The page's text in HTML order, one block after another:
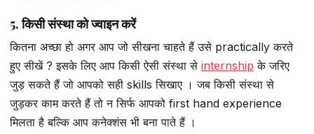
5. किसी संस्था को ज्वाइन करें
कितना अच्छा हो अगर आप जो सीखना चाहते हैं उसे practically करते
हुए सीखें ? इसके लिए आप किसी ऐसी संस्था से internship के जरिए
जुड़ सकते हैं जो आपको सही skills सिखाए । जब किसी संस्था से
जुड़कर काम करते हैं तो न सिर्फ आपको first hand experience
मिलता है बल्कि आप कनेक्शंस भी बना पाते हैं ।